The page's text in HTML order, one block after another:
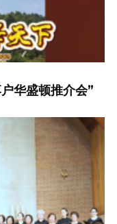
华盛顿推介会”